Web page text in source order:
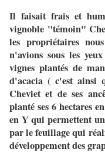
Il faisait frais et
vignoble "témoin"
les propriétaires
n'avions sous les
vignes plantés de
d'acacia ( c'est ainsi
Cheviet et de ses
planté ses 6 hectares
en Y qui permettent
par le feuillage qui
développement des